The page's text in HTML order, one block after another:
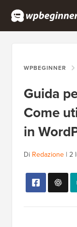
WPBEGINNER
Guida
Come
in
Di Redazione | 2